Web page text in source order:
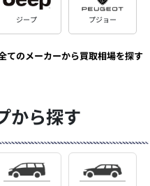
ジープ プジョー
てのメーカーから買取相場を探す
から探す